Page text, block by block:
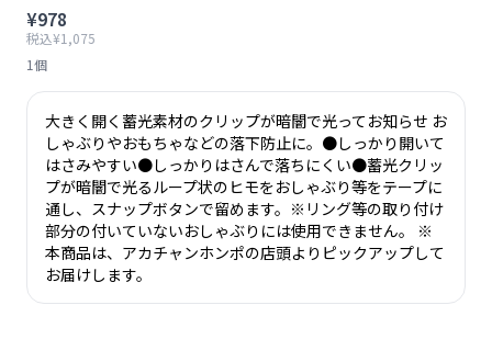
¥978
税込¥1,075
1個
大きく開く蓄光素材のクリップが暗闇で光ってお知らせ お
しゃぶりやおもちゃなどの落下防止に。●しっかり開いて
はさみやすい●しっかりはさんで落ちにくい●蓄光クリッ
プが暗闇で光るループ状のヒモをおしゃぶり等をテープに
通し、スナップボタンで留めます。※リング等の取り付け
部分の付いていないおしゃぶりには使用できません。 ※
本商品は、アカチャンホンポの店頭よりピックアップして
お届けします。